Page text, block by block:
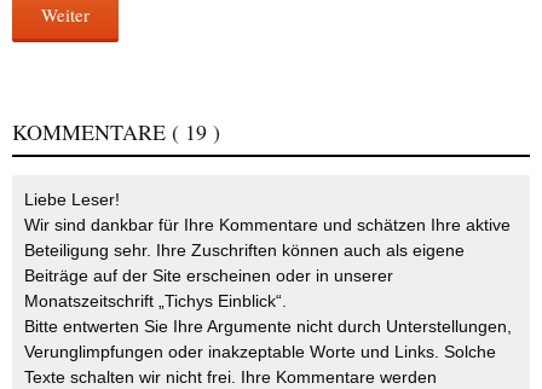
Weiter
KOMMENTARE ( 19 )
Liebe Leser!
Wir sind dankbar für Ihre Kommentare und schätzen Ihre aktive
Beteiligung sehr. Ihre Zuschriften können auch als eigene
Beiträge auf der Site erscheinen oder in unserer
Monatszeitschrift „Tichys Einblick“.
Bitte entwerten Sie Ihre Argumente nicht durch Unterstellungen,
Verunglimpfungen oder inakzeptable Worte und Links. Solche
Texte schalten wir nicht frei. Ihre Kommentare werden